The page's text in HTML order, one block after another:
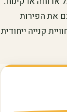
את הפירות
קנייה ייחודית